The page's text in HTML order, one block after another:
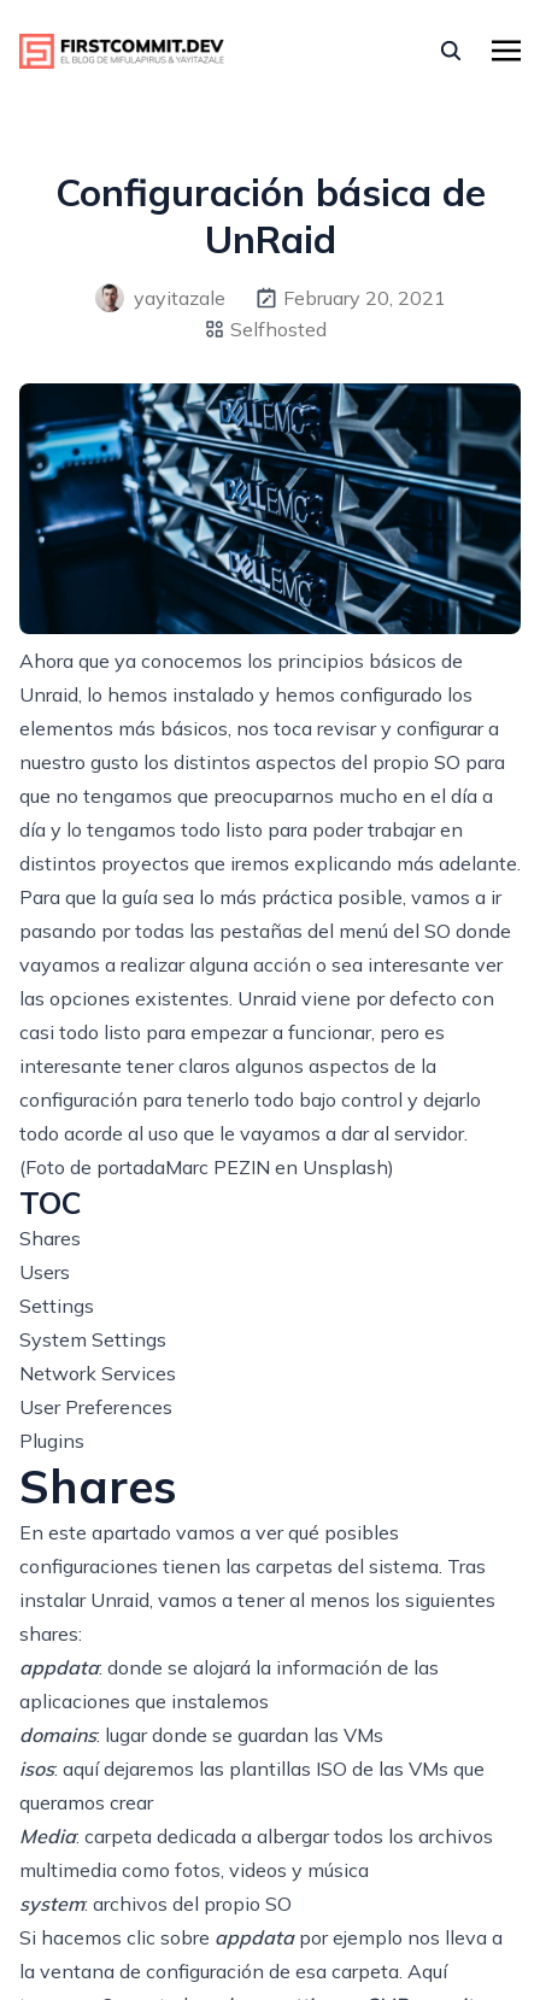
Configuración básica de
UnRaid
yayitazale
February 20, 2021
Selfhosted
Ahora que ya conocemos los principios básicos de
Unraid, lo hemos instalado y hemos configurado los
elementos más básicos, nos toca revisar y configurar a
nuestro gusto los distintos aspectos del propio SO para
que no tengamos que preocuparnos mucho en el día a
día y lo tengamos todo listo para poder trabajar en
distintos proyectos que iremos explicando más adelante.
Para que la guía sea lo más práctica posible, vamos a ir
pasando por todas las pestañas del menú del SO donde
vayamos a realizar alguna acción o sea interesante ver
las opciones existentes. Unraid viene por defecto con
casi todo listo para empezar a funcionar, pero es
interesante tener claros algunos aspectos de la
configuración para tenerlo todo bajo control y dejarlo
todo acorde al uso que le vayamos a dar al servidor.
(Foto de portadaMarc PEZIN en Unsplash)
TOC
Shares
Users
Settings
System Settings
Network Services
User Preferences
Plugins
Shares
En este apartado vamos a ver qué posibles
configuraciones tienen las carpetas del sistema. Tras
instalar Unraid, vamos a tener al menos los siguientes
shares:
appdata: donde se alojará la información de las
aplicaciones que instalemos
domains: lugar donde se guardan las VMs
isos: aquí dejaremos las plantillas ISO de las VMs que
queramos crear
Media: carpeta dedicada a albergar todos los archivos
multimedia como fotos, videos y música
system: archivos del propio SO
Si hacemos clic sobre appdatapor ejemplo nos lleva a
la ventana de configuración de esa carpeta. Aquí